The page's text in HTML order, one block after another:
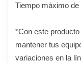
Tiempo máximo
*Con este
mantener tus
variaciones en la